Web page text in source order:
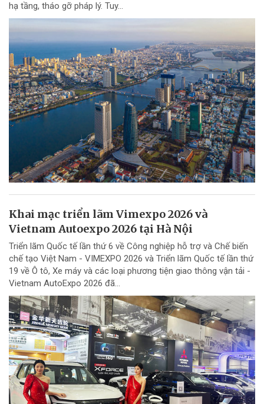
hạ tầng, tháo gỡ pháp lý. Tuy...
Khai mạc triển lãm Vimexpo 2026 và
Vietnam Autoexpo 2026 tại Hà Nội
Triển lãm Quốc tế lần thứ 6 về Công nghiệp hỗ trợ và Chế biến
chế tạo Việt Nam - VIMEXPO 2026 và Triển lãm Quốc tế lần thứ
19 về Ô tô, Xe máy và các loại phương tiện giao thông vận tải -
Vietnam AutoExpo 2026 đã...